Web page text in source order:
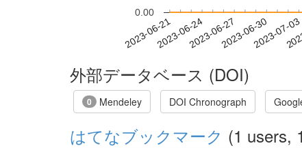
2023-06-212023-06-242023-06-272023-06-302023-07-03
0.00
外部データベース (DOI)
0 Mendeley DOI Chronograph
はてなブックマーク (1 users,